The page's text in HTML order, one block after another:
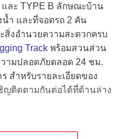
และ TYPE B ลักษณะบ้าน
น้ำ และที่จอดรถ 2 คัน
สิ่งอำนวยความสะดวกครบ
Track พร้อมสวนส่วน
ามปลอดภัยตลอด 24 ชม.
สำหรับรายละเอียดของ
ชิญติดตามกันต่อได้ที่ด้านล่าง